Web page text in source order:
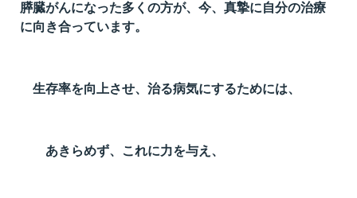
膵臓がんになった多くの方が、今、真摯に自分の治療
に向き合っています。
生存率を向上させ、治る病気にするためには、
あきらめず、これに力を与え、